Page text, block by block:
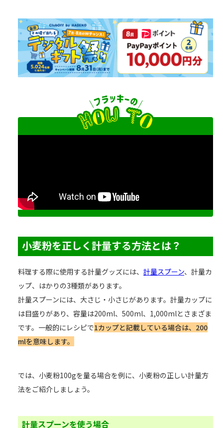
小麦粉を正しく計量する方法とは？
料理する際に使用する計量グッズには、 計量スプーン、計量カ
ップ、はかりの3種類があります。
計量スプーンには、大さじ・小さじがあります。計量カップに
は目盛りがあり、容量は200ml、500ml、1,000mlとさまざま
です。一般的にレシピで1カップと記載している場合は、200
mlを意味します。
では、小麦粉100gを量る場合を例に、小麦粉の正しい計量方
法をご紹介しましょう。
計量スプーンを使う場合